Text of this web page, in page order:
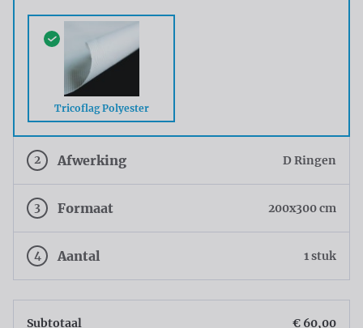
Tricoflag Polyester
2 Afwerking D Ringen
3 Formaat 200x300 cm
4 Aantal 1 stuk
Subtotaal
€ 60,00